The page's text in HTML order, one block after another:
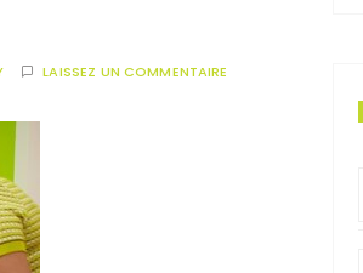
LAISSEZ UN COMMENTAIRE